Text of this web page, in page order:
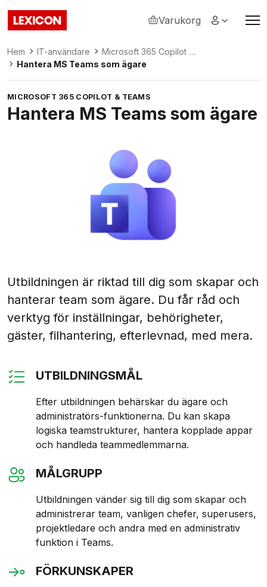
Lexicon
Varukorg
Hem IT-användare
Microsoft 365 Copilot &
Teams
Hantera MS Teams som ägare
MICROSOFT 365 COPILOT & TEAMS
Hantera MS Teams som ägare
Utbildningen är riktad till dig som skapar och
hanterar team som ägare. Du får råd och
verktyg för inställningar, behörigheter,
gäster, filhantering, efterlevnad, med mera.
UTBILDNINGSMÅL
Efter utbildningen behärskar du ägare och
administratörs-funktionerna. Du kan skapa
logiska teamstrukturer, hantera kopplade appar
och handleda teammedlemmarna.
MÅLGRUPP
Utbildningen vänder sig till dig som skapar och
administrerar team, vanligen chefer, superusers,
projektledare och andra med en administrativ
funktion i Teams.
FÖRKUNSKAPER